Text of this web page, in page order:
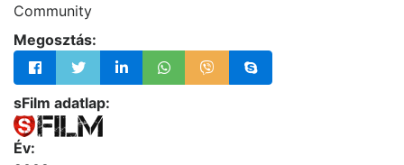
Community
Megosztás:
sFilm adatlap:
Év: